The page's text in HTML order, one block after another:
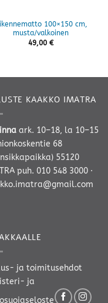
100×150 cm,
musta/valkoinen
49,00 €
KAAKKO IMATRA
ark. 10–18, la 10–15
68
55120
puh. 010 548 3000 ·
ja toimitusehdot
ja